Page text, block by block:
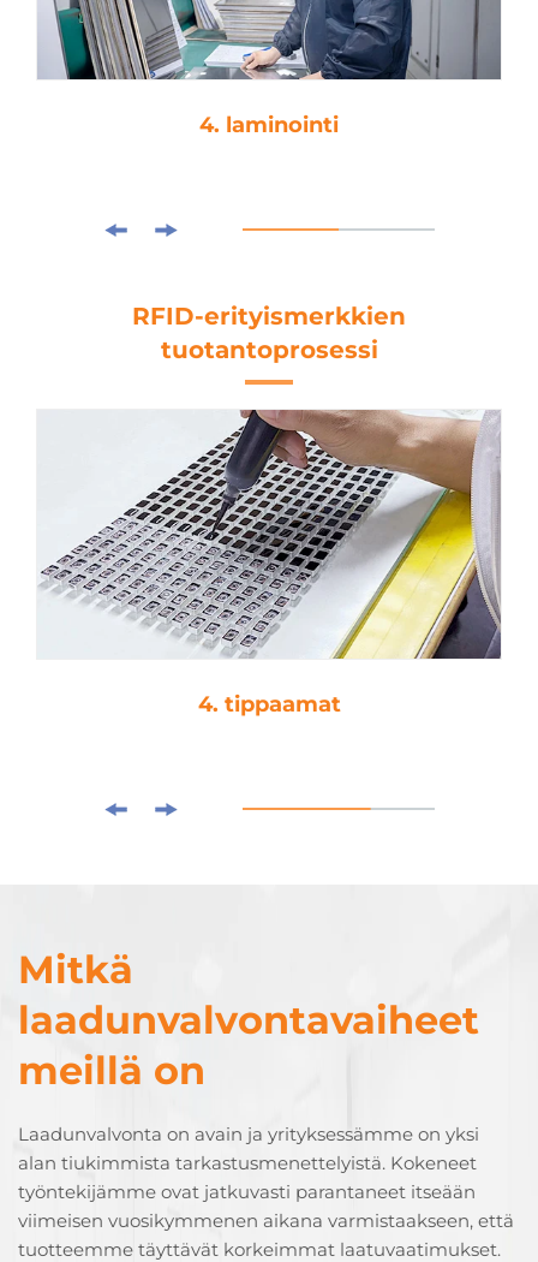
4. laminointi
RFID-erityismerkkien
tuotantoprosessi
4. tippaamat
Mitkä
laadunvalvontavaiheet
meillä on
Laadunvalvonta on avain ja yrityksessämme on yksi
alan tiukimmista tarkastusmenettelyistä. Kokeneet
työntekijämme ovat jatkuvasti parantaneet itseään
viimeisen vuosikymmenen aikana varmistaakseen, että
tuotteemme täyttävät korkeimmat laatuvaatimukset.